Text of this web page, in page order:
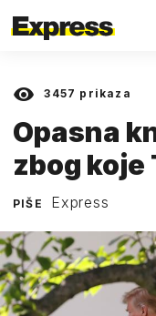
3457 prikaza
Opasna
zbog koje
PIŠE Express